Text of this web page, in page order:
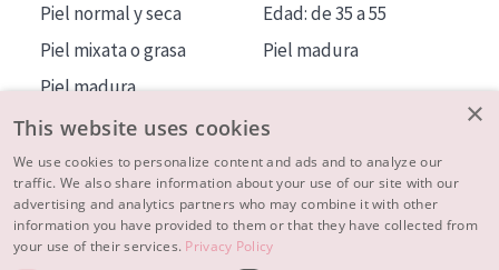
Piel normal y seca
Piel mixata o grasa
Piel madura
Piel expuesta al sol
Piel menopáusica
Edad: de 35 a 55
Piel madura
MÁS SOBRE NOSOTROS
INSPIRACIÓN
×
This website uses cookies
We use cookies to personalize content and ads and to analyze our
traffic. We also share information about your use of our site with our
advertising and analytics partners who may combine it with other
information you have provided to them or that they have collected from
your use of their services. Privacy Policy